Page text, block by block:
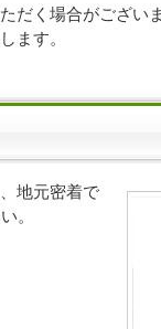
く場合がござい
ます。
地元密着で
。